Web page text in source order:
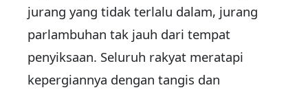
jurang yang tidak terlalu dalam, jurang
parlambuhan tak jauh dari tempat
penyiksaan. Seluruh rakyat meratapi
kepergiannya dengan tangis dan